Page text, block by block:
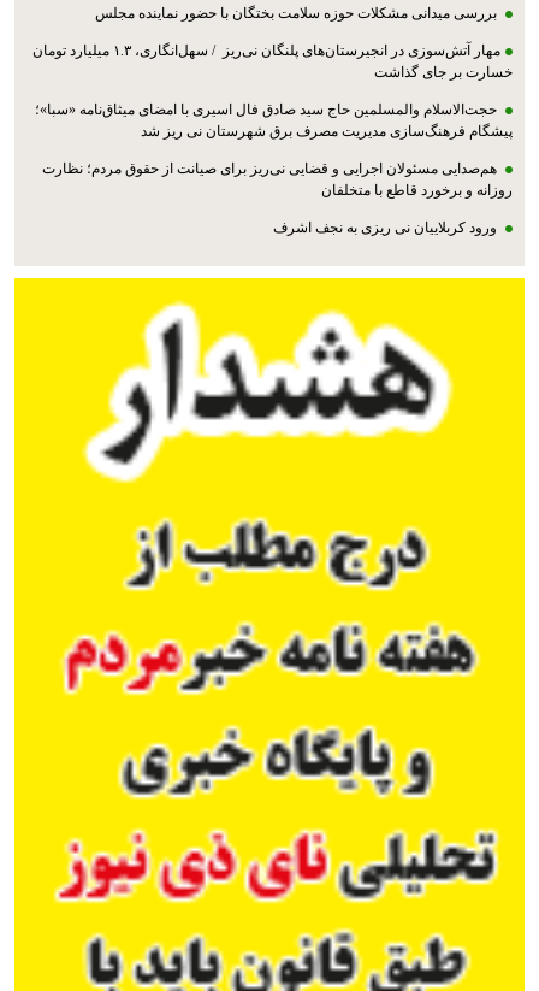
بررسی میدانی مشکلات حوزه سلامت بختگان با حضور نماینده مجلس
مهار آتش‌سوزی در انجیرستان‌های پلنگان نی‌ریز / سهل‌انگاری، ۱.۳ میلیارد تومان
خسارت بر جای گذاشت
حجت‌الاسلام والمسلمین حاج سید صادق فال اسیری با امضای میثاق‌نامه «سبا»؛
پیشگام فرهنگ‌سازی مدیریت مصرف برق شهرستان نی ریز شد
هم‌صدایی مسئولان اجرایی و قضایی نی‌ریز برای صیانت از حقوق مردم؛ نظارت
روزانه و برخورد قاطع با متخلفان
ورود کربلاییان نی ریزی به نجف اشرف